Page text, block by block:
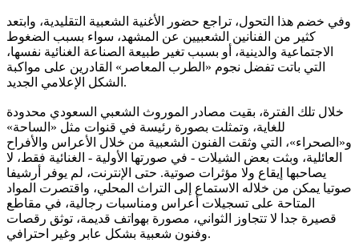
وفي خضم هذا التحول، تراجع حضور الأغنية الشعبية التقليدية، وابتعد
كثير من الفنانين الشعبيين عن المشهد، سواء بسبب الضغوط
الاجتماعية والدينية، أو بسبب تغير طبيعة الصناعة الغنائية نفسها،
التي باتت تفضل نجوم «الطرب المعاصر» القادرين على مواكبة
الشكل الإعلامي الجديد.
خلال تلك الفترة، بقيت مصادر الموروث الشعبي السعودي محدودة
للغاية، وتمثلت بصورة رئيسة في قنوات مثل «الساحة»
و«الصحراء»، التي وثقت الفنون الشعبية من خلال الأعراس والأفراح
العائلية، وبثت بعض الشيلات - في صورتها الأولية - الغنائية فقط، لا
يصاحبها إيقاع ولا مؤثرات صوتية. حتى الإنترنت، لم يوفر أرشيفا
صوتيا يمكن من خلاله الاستماع إلى التراث المحلي، واقتصرت المواد
المتاحة على تسجيلات أعراس ومناسبات رجالية، في مقاطع
قصيرة جدا لا تتجاوز الثواني، مصورة بهواتف قديمة، توثق رقصات
وفنون شعبية بشكل عابر وغير احترافي.